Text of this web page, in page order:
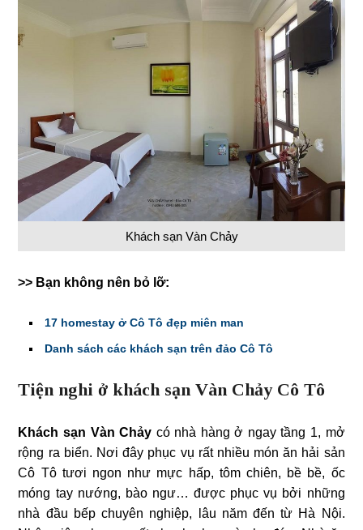
Khách sạn Vàn Chảy
>> Bạn không nên bỏ lỡ:
17 homestay ở Cô Tô đẹp miên man
Danh sách các khách sạn trên đảo Cô Tô
Tiện nghi ở khách sạn Vàn Chảy Cô Tô
Khách sạn Vàn Chảy có nhà hàng ở ngay tầng 1, mở
rộng ra biển. Nơi đây phục vụ rất nhiều món ăn hải sản
Cô Tô tươi ngon như mực hấp, tôm chiên, bề bề, ốc
móng tay nướng, bào ngư… được phục vụ bởi những
nhà đầu bếp chuyên nghiệp, lâu năm đến từ Hà Nội.